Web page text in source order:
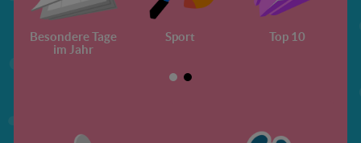
Besondere Tage
im Jahr
Sport Top 10